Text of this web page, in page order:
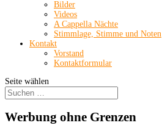
Bilder
Videos
A Cappella Nächte
Stimmlage, Stimme und Noten
Kontakt
Vorstand
Kontaktformular
Seite wählen
Werbung ohne Grenzen